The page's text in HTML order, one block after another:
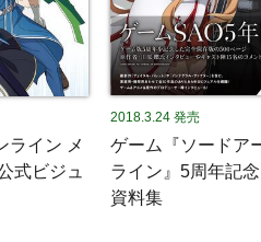
ライン メ
式ビジュ
2018.3.24 発売
ゲーム『ソードア
ライン』5周年記
資料集